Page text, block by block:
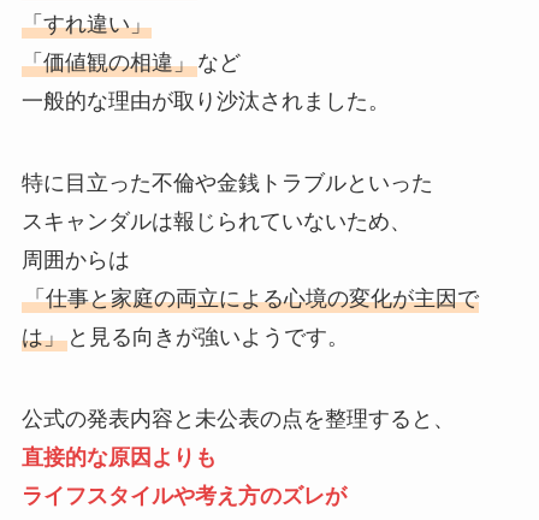
「すれ違い」
「価値観の相違」など
一般的な理由が取り沙汰されました。
特に目立った不倫や金銭トラブルといった
スキャンダルは報じられていないため、
周囲からは
「仕事と家庭の両立による心境の変化が主因で
は」と見る向きが強いようです。
公式の発表内容と未公表の点を整理すると、
直接的な原因よりも
ライフスタイルや考え方のズレが